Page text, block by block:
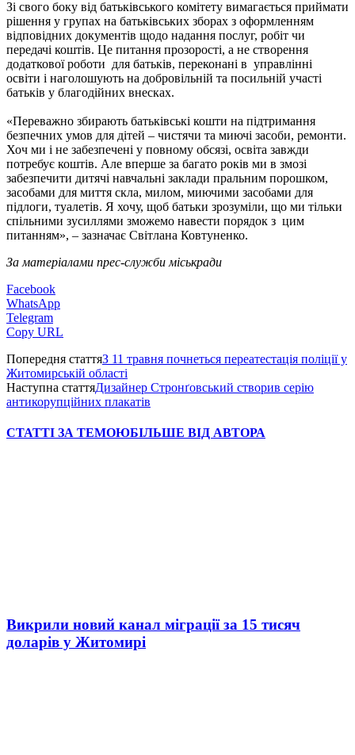
Зі свого боку від батьківського комітету вимагається приймати
рішення у групах на батьківських зборах з оформленням
відповідних документів щодо надання послуг, робіт чи
передачі коштів. Це питання прозорості, а не створення
додаткової роботи для батьків, переконані в управлінні
освіти і наголошують на добровільній та посильній участі
батьків у благодійних внесках.
«Переважно збирають батьківські кошти на підтримання
безпечних умов для дітей – чистячи та миючі засоби, ремонти.
Хоч ми і не забезпечені у повному обсязі, освіта завжди
потребує коштів. Але вперше за багато років ми в змозі
забезпечити дитячі навчальні заклади пральним порошком,
засобами для миття скла, милом, миючими засобами для
підлоги, туалетів. Я хочу, щоб батьки зрозуміли, що ми тільки
спільними зусиллями зможемо навести порядок з цим
питанням», – зазначає Світлана Ковтуненко.
За матеріалами прес-служби міськради
Facebook
WhatsApp
Telegram
Copy URL
Попередня статтяЗ 11 травня почнеться переатестація поліції у
Житомирській області
Наступна статтяДизайнер Стронґовський створив серію
антикорупційних плакатів
СТАТТІ ЗА ТЕМОЮБІЛЬШЕ ВІД АВТОРА
Викрили новий канал міграції за 15 тисяч
доларів у Житомирі